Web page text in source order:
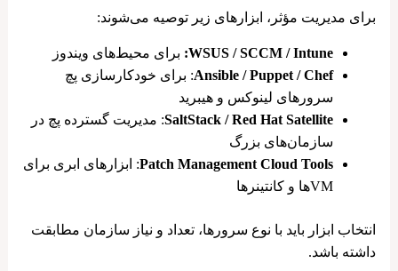
برای مدیریت مؤثر، ابزارهای زیر توصیه می‌شوند:
WSUS / SCCM / Intune:
برای محیط‌های ویندوز
Ansible / Puppet / Chef: برای خودکارسازی پچ
سرورهای لینوکس و هیبرید
SaltStack / Red Hat Satellite: مدیریت گسترده پچ در
سازمان‌های بزرگ
Patch Management Cloud Tools: ابزارهای ابری برای
VMها و کانتینرها
انتخاب ابزار باید با نوع سرورها، تعداد و نیاز سازمان مطابقت
داشته باشد.